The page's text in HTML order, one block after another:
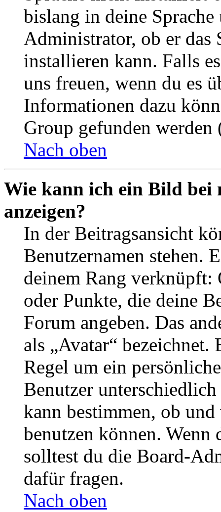
bislang in deine
Administrator, ob er das
installieren kann. Falls
uns freuen, wenn du es
Informationen dazu
Group gefunden
Nach oben
Wie kann ich ein Bild bei
anzeigen?
In der Beitragsansicht
Benutzernamen stehen.
deinem Rang verknüpft:
oder Punkte, die deine
Forum angeben. Das
als „Avatar“
Regel um ein
Benutzer
kann bestimmen, ob
benutzen können. Wenn
solltest du die Board-
dafür fragen.
Nach oben